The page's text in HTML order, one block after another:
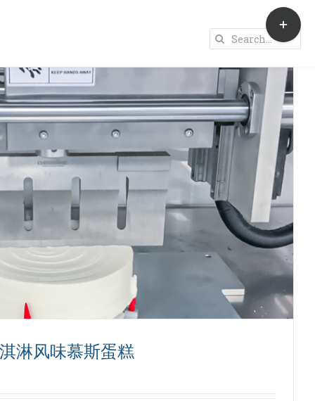
Search
淋风味慕斯蛋糕
Toggle
Sliding
Area